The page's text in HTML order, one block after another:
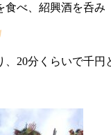
食べ、紹興酒を呑み
20分くらいで千円